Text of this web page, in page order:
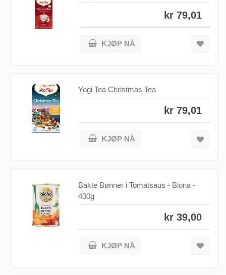
kr 79,01
KJØP NÅ
Yogi Tea Christmas Tea
kr 79,01
KJØP NÅ
Bakte Bønner i Tomatsaus - Biona -
400g
kr 39,00
KJØP NÅ